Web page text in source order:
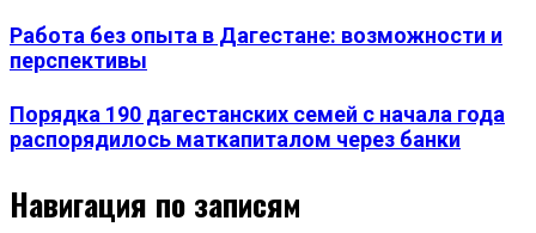
Работа без опыта в Дагестане: возможности и
перспективы
Порядка 190 дагестанских семей с начала года
распорядилось маткапиталом через банки
Навигация по записям